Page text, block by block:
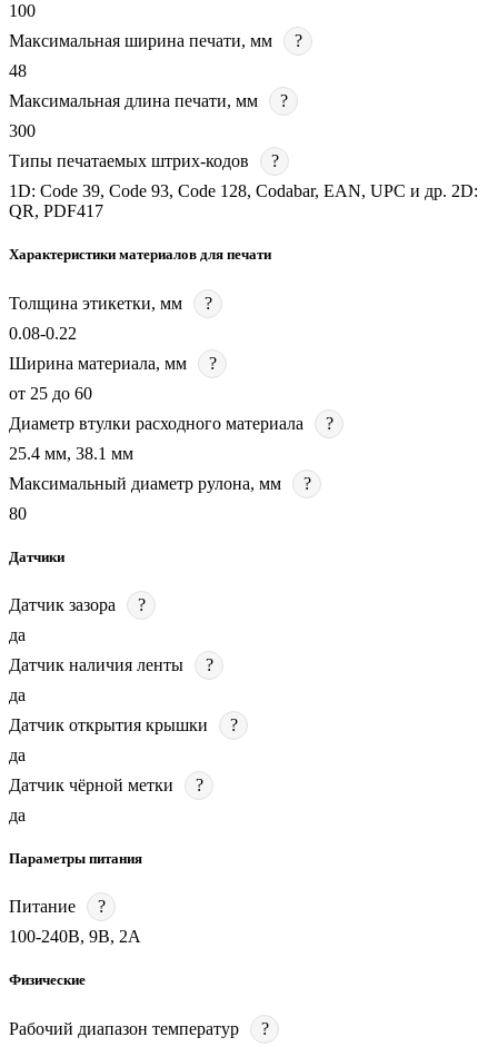
100
Максимальная ширина печати, мм
?
48
Максимальная длина печати, мм
?
300
Типы печатаемых штрих-кодов
?
1D: Code 39, Code 93, Code 128, Codabar, EAN, UPC и др. 2D:
QR, PDF417
Характеристики материалов для печати
Толщина этикетки, мм
?
0.08-0.22
Ширина материала, мм
?
от 25 до 60
Диаметр втулки расходного материала
?
25.4 мм, 38.1 мм
Максимальный диаметр рулона, мм
?
80
Датчики
Датчик зазора
?
да
Датчик наличия ленты
?
да
Датчик открытия крышки
?
да
Датчик чёрной метки
?
да
Параметры питания
Питание
?
100-240В, 9В, 2А
Физические
Рабочий диапазон температур
?